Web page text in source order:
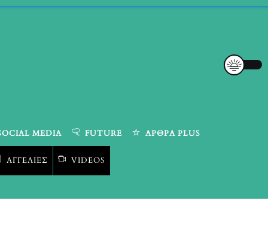
MEDIA FUTURE ΆΡΘΡΑ PLUS
ΑΓΓΕΛΊΕΣ VIDEOS